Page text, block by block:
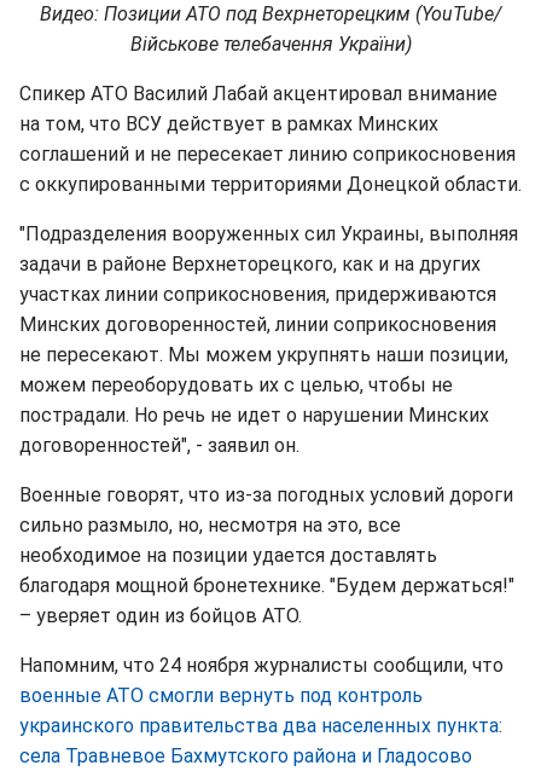
Видео: Позиции АТО под Вехрнеторецким (YouTube/
Військове телебачення України)
Спикер АТО Василий Лабай акцентировал внимание
на том, что ВСУ действует в рамках Минских
соглашений и не пересекает линию соприкосновения
с оккупированными территориями Донецкой области.
"Подразделения вооруженных сил Украины, выполняя
задачи в районе Верхнеторецкого, как и на других
участках линии соприкосновения, придерживаются
Минских договоренностей, линии соприкосновения
не пересекают. Мы можем укрупнять наши позиции,
можем переоборудовать их с целью, чтобы не
пострадали. Но речь не идет о нарушении Минских
договоренностей", - заявил он.
Военные говорят, что из-за погодных условий дороги
сильно размыло, но, несмотря на это, все
необходимое на позиции удается доставлять
благодаря мощной бронетехнике. "Будем держаться!"
– уверяет один из бойцов АТО.
Напомним, что 24 ноября журналисты сообщили, что
военные АТО смогли вернуть под контроль
украинского правительства два населенных пункта:
села Травневое Бахмутского района и Гладосово